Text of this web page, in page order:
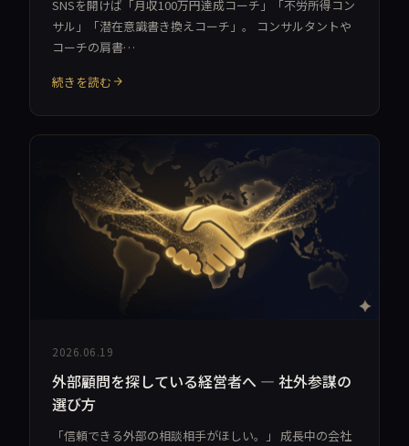
SNSを開けば「月収100万円達成コーチ」「不労所得コン
サル」「潜在意識書き換えコーチ」。 コンサルタントや
コーチの肩書…
続きを読む
2026.06.19
外部顧問を探している経営者へ — 社外参謀の
選び方
「信頼できる外部の相談相手がほしい。」 成長中の会社